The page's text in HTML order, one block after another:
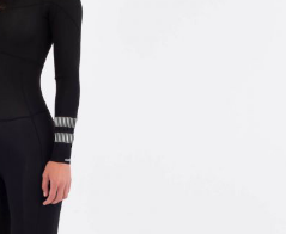
페이코 ID로 페